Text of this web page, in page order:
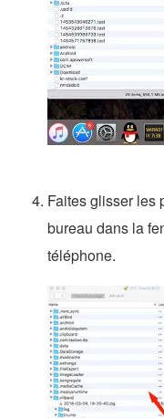
Faites glisser les
bureau dans la
téléphone.